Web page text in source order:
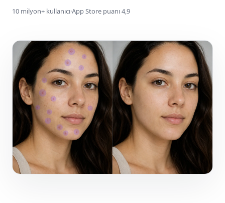
10 milyon+ kullanıcı·App Store puanı 4,9